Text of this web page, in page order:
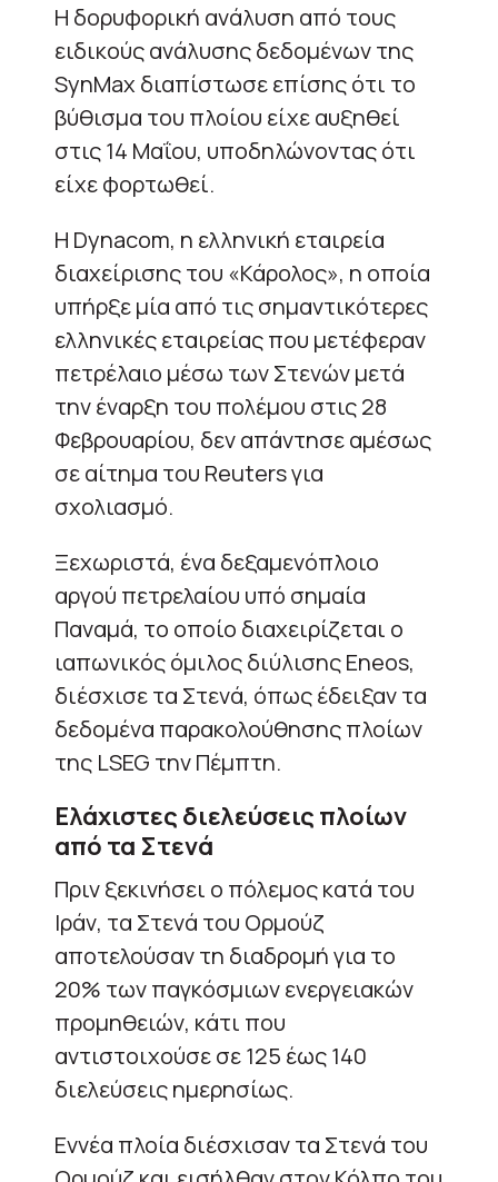
Η δορυφορική ανάλυση από τους
ειδικούς ανάλυσης δεδομένων της
SynMax διαπίστωσε επίσης ότι το
βύθισμα του πλοίου είχε αυξηθεί
στις 14 Μαΐου, υποδηλώνοντας ότι
είχε φορτωθεί.
Η Dynacom, η ελληνική εταιρεία
διαχείρισης του «Κάρολος», η οποία
υπήρξε μία από τις σημαντικότερες
ελληνικές εταιρείας που μετέφεραν
πετρέλαιο μέσω των Στενών μετά
την έναρξη του πολέμου στις 28
Φεβρουαρίου, δεν απάντησε αμέσως
σε αίτημα του Reuters για
σχολιασμό.
Ξεχωριστά, ένα δεξαμενόπλοιο
αργού πετρελαίου υπό σημαία
Παναμά, το οποίο διαχειρίζεται ο
ιαπωνικός όμιλος διύλισης Eneos,
διέσχισε τα Στενά, όπως έδειξαν τα
δεδομένα παρακολούθησης πλοίων
της LSEG την Πέμπτη.
Ελάχιστες διελεύσεις πλοίων
από τα Στενά
Πριν ξεκινήσει ο πόλεμος κατά του
Ιράν, τα Στενά του Ορμούζ
αποτελούσαν τη διαδρομή για το
20% των παγκόσμιων ενεργειακών
προμηθειών, κάτι που
αντιστοιχούσε σε 125 έως 140
διελεύσεις ημερησίως.
Εννέα πλοία διέσχισαν τα Στενά του